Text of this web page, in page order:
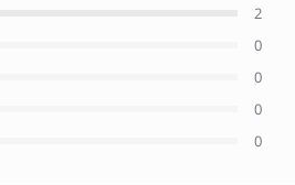
2
0
0
0
0